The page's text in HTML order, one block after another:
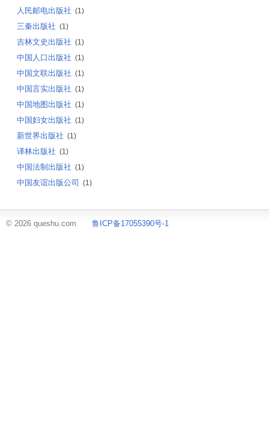
人民邮电出版社 (1)
三秦出版社 (1)
吉林文史出版社 (1)
中国人口出版社 (1)
中国文联出版社 (1)
中国言实出版社 (1)
中国地图出版社 (1)
中国妇女出版社 (1)
新世界出版社 (1)
译林出版社 (1)
中国法制出版社 (1)
中国友谊出版公司 (1)
© 2026 queshu.com 鲁ICP备17055390号-1